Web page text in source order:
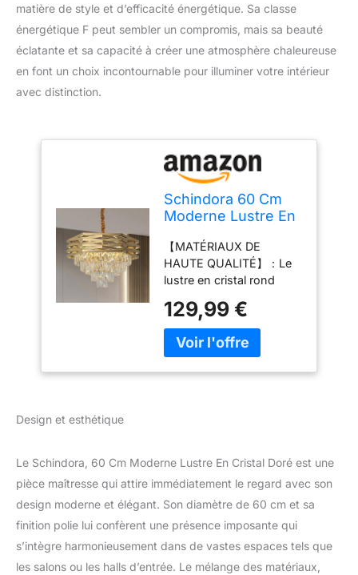
matière de style et d’efficacité énergétique. Sa classe
énergétique F peut sembler un compromis, mais sa beauté
éclatante et sa capacité à créer une atmosphère chaleureuse
en font un choix incontournable pour illuminer votre intérieur
avec distinction.
Schindora 60 Cm
Moderne Lustre En
Lustres Ronds Pour
Salle à Manger K9,
Luminaires
Suspendus à 5
couches, Grand
Lustre Encastré
Pour Salon, EntréE,
【MATÉRIAUX DE
HAUTE QUALITÉ】：Le
lustre en cristal rond
de cristal K9 de qualité
supérieure et d'un cadre
extérieur en paillettes
résultats accrocheurs,
construits en utilisant
uniquement des
qualité pour garantir que
votre produit est
construit pour durer, cela
129,99 €
Design et esthétique
Le Schindora, 60 Cm Moderne Lustre En Cristal Doré est une
pièce maîtresse qui attire immédiatement le regard avec son
design moderne et élégant. Son diamètre de 60 cm et sa
finition polie lui confèrent une présence imposante qui
s’intègre harmonieusement dans de vastes espaces tels que
les salons ou les halls d’entrée. Le mélange des matériaux,